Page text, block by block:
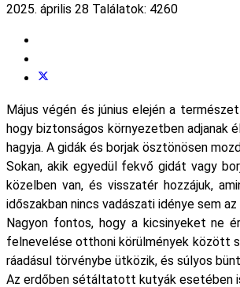
2025. április 28 Találatok: 4260
Május végén és június elején a
hogy biztonságos környezetben adjanak
hagyja. A gidák és borjak ösztönösen
Sokan, akik egyedül fekvő gidát vagy
közelben van, és visszatér hozzájuk,
időszakban nincs vadászati idénye sem
Nagyon fontos, hogy a kicsinyeket ne
felnevelése otthoni körülmények között
ráadásul törvénybe ütközik, és súlyos
Az erdőben sétáltatott kutyák esetében